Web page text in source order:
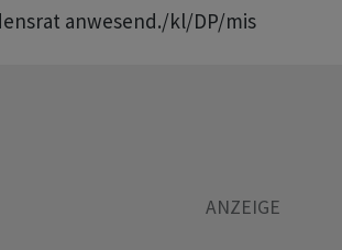
anwesend./kl/DP/mis